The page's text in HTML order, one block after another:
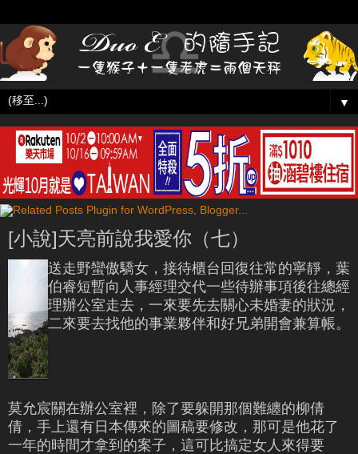
▼
[小說]天亮前說我愛你（七）
送走野蠻傲驕女，接待櫃台回復往常的寧靜，葉
伯睿短暫向人事經理交代一些待辦事項後往總經
理辦公室走去，一來要先去關心未婚妻的狀況，
二來要去找他的事業夥伴和好兄弟開會兼算帳。
莫允宸關在辦公室裡，除了要躲開那個難纏的柳倩
倩，手上還有日本傳來的圖稿要修改，那可是他花了
一年的時間才拿到的案子，這可比搞定女人來得要